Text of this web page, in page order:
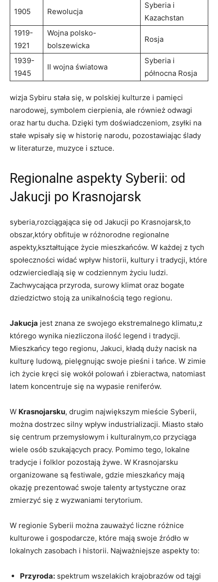
1905 Rewolucja
Syberia i
Kazachstan
1919-
1921
Wojna polsko-
bolszewicka
Rosja
1939-
1945
II wojna światowa
Syberia⁤ i⁢
północna Rosja
wizja Sybiru stała się, w polskiej kulturze i pamięci
narodowej, symbolem cierpienia, ale również odwagi
oraz hartu ducha. ⁤Dzięki tym doświadczeniom, zsyłki na
stałe ⁢wpisały się w historię narodu, pozostawiając ślady
w literaturze, muzyce i sztuce.
Regionalne aspekty Syberii: od
Jakucji po Krasnojarsk
syberia,rozciągająca się ⁣od Jakucji po ⁣Krasnojarsk,to
obszar,który obfituje⁤ w różnorodne regionalne
aspekty,kształtujące życie mieszkańców. W​ każdej z tych
społeczności widać wpływ historii, kultury ​i⁢ tradycji, które
odzwierciedlają się w codziennym życiu ludzi.
Zachwycająca przyroda, surowy klimat‌ oraz bogate
dziedzictwo stoją za unikalnością‌ tego regionu.
Jakucja jest znana ⁤ze swojego ekstremalnego klimatu,z
którego wynika niezliczona ilość legend i‌ tradycji.
Mieszkańcy tego regionu, Jakuci, kładą duży nacisk na⁤
kulturę ludową, pielęgnując swoje pieśni i tańce. W zimie
ich życie kręci ‌się wokół ⁤polowań i zbieractwa, natomiast
latem koncentruje się na⁢ wypasie reniferów.
W Krasnojarsku, drugim największym mieście Syberii,
⁣można dostrzec⁢ silny wpływ industrializacji. Miasto stało
się centrum przemysłowym i kulturalnym,co przyciąga
wiele osób​ szukających pracy.⁣ Pomimo tego,⁣ lokalne
tradycje i folklor pozostają żywe. W Krasnojarsku
organizowane są⁢ festiwale, ‌gdzie mieszkańcy mają
okazję prezentować swoje‌ talenty artystyczne oraz
zmierzyć się z wyzwaniami terytorium.
W regionie Syberii można zauważyć ‌liczne różnice
kulturowe i gospodarcze, które mają swoje źródło w
lokalnych ​zasobach i historii. Najważniejsze aspekty to:
Przyroda: spektrum wszelakich krajobrazów od tajgi